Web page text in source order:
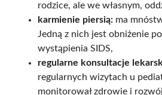
rodzice, ale we własnym,
karmienie piersią: ma
Jedną z nich jest obniżenie
wystąpienia SIDS,
regularne konsultacje
regularnych wizytach u
monitorował zdrowie i